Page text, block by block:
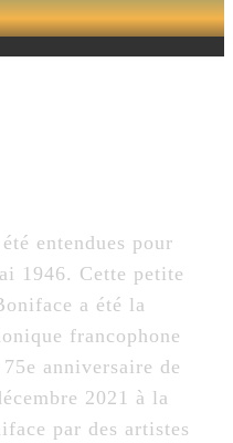
entendues pour
1946. Cette petite
a été la
francophone
anniversaire de
2021 à la
par des artistes